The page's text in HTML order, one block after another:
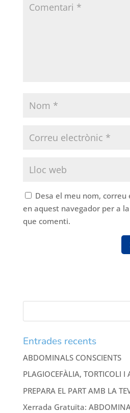
Desa el meu nom,
en aquest navegador per a
que comenti.
Entrades recents
ABDOMINALS CONSCIENTS
PLAGIOCEFÀLIA, TORTICOLI I
PREPARA EL PART AMB LA
Xerrada Gratuïta: